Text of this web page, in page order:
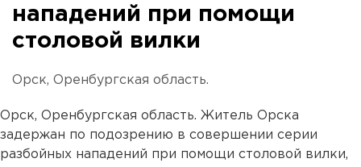
нападений при помощи
столовой вилки
Орск, Оренбургская область.
Орск, Оренбургская область. Житель Орска
задержан по подозрению в совершении серии
разбойных нападений при помощи столовой вилки,